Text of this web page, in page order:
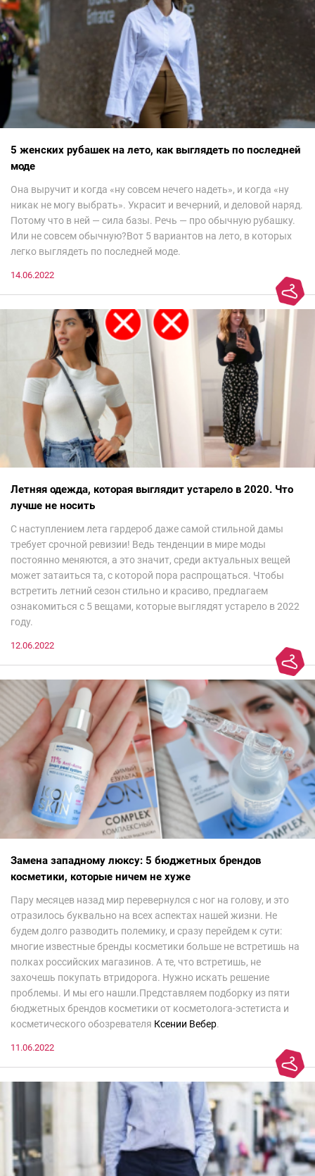
5 женских рубашек на лето, как выглядеть по последней
моде
Она выручит и когда «ну совсем нечего надеть», и когда «ну
никак не могу выбрать». Украсит и вечерний, и деловой наряд.
Потому что в ней — сила базы. Речь — про обычную рубашку.
Или не совсем обычную?Вот 5 вариантов на лето, в которых
легко выглядеть по последней моде.
14.06.2022
Летняя одежда, которая выглядит устарело в 2020. Что
лучше не носить
С наступлением лета гардероб даже самой стильной дамы
требует срочной ревизии! Ведь тенденции в мире моды
постоянно меняются, а это значит, среди актуальных вещей
может затаиться та, с которой пора распрощаться. Чтобы
встретить летний сезон стильно и красиво, предлагаем
ознакомиться с 5 вещами, которые выглядят устарело в 2022
году.
12.06.2022
Замена западному люксу: 5 бюджетных брендов
косметики, которые ничем не хуже
Пару месяцев назад мир перевернулся с ног на голову, и это
отразилось буквально на всех аспектах нашей жизни. Не
будем долго разводить полемику, и сразу перейдем к сути:
многие известные бренды косметики больше не встретишь на
полках российских магазинов. А те, что встретишь, не
захочешь покупать втридорога. Нужно искать решение
проблемы. И мы его нашли.Представляем подборку из пяти
бюджетных брендов косметики от косметолога-эстетиста и
косметического обозревателя Ксении Вебер.
11.06.2022